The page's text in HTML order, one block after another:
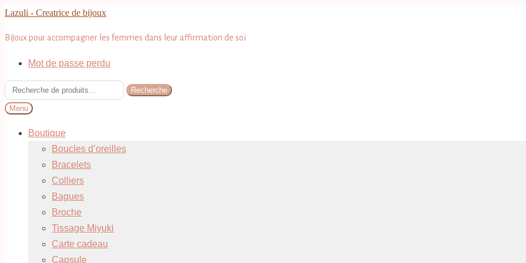
Aller
la
navigation
Aller
contenu
Lazuli - Creatrice de bijoux
Bijoux pour accompagner les femmes dans leur affirmation de soi
Mot de passe perdu
Recherche
pour :
Recherche
Menu
Boutique
Boucles d’oreilles
Bracelets
Colliers
Bagues
Broche
Tissage Miyuki
Carte cadeau
Capsule